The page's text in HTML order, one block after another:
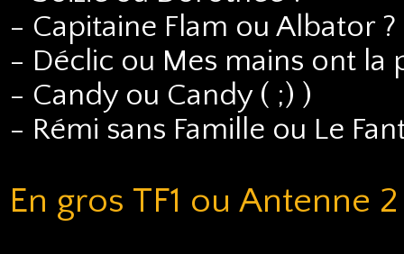
- Capitaine Flam ou Albator ?
- Déclic ou Mes mains ont la
- Candy ou Candy ( ;) )
- Rémi sans Famille ou Le
En gros TF1 ou Antenne 2